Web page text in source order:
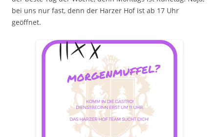
bei uns nur fast, denn der Harzer Hof ist ab 17 Uhr
geöffnet.